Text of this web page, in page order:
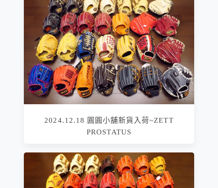
2024.12.18 圓圓小舖新貨入荷~ZETT
PROSTATUS